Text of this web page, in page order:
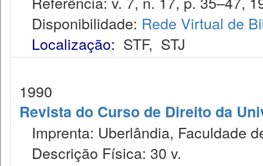
Disponibilidade: Rede Virtual de
Localização: STF, STJ
1990
Revista do Curso de Direito da
Imprenta: Uberlândia, Faculdade
Descrição Física: 30 v.